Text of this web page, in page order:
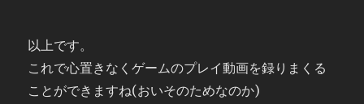
以上です。
これで心置きなくゲームのプレイ動画を録りまくる
ことができますね(おいそのためなのか)